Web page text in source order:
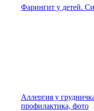
Фарингит у детей.
Аллергия у
профилактика, фото